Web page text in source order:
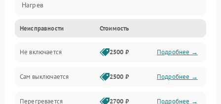
Нагрев
Неисправности Стоимость
Не включается 2500 ₽ Подробнее →
Сам выключается 2500 ₽ Подробнее →
Перегревается 2700 ₽ Подробнее →